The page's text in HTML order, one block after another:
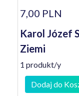
7,00 PLN
Karol Józef
Ziemi
1 produkt/y
Dodaj do